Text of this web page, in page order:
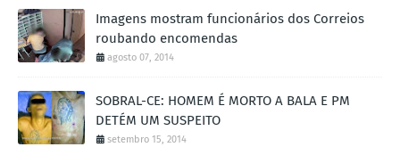
Imagens mostram funcionários dos Correios
roubando encomendas
agosto 07, 2014
SOBRAL-CE: HOMEM É MORTO A BALA E PM
DETÉM UM SUSPEITO
setembro 15, 2014